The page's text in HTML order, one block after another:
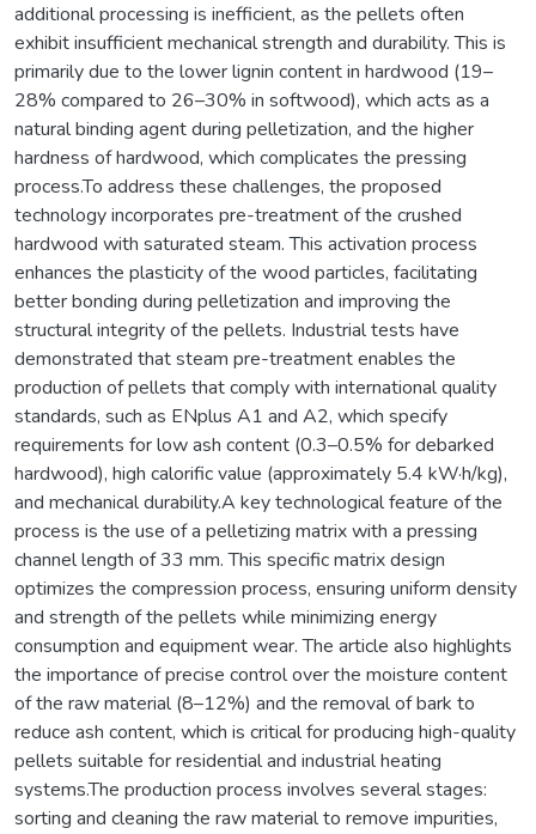
additional processing is inefficient, as the pellets often
exhibit insufficient mechanical strength and durability. This is
primarily due to the lower lignin content in hardwood (19–
28% compared to 26–30% in softwood), which acts as a
natural binding agent during pelletization, and the higher
hardness of hardwood, which complicates the pressing
process.To address these challenges, the proposed
technology incorporates pre-treatment of the crushed
hardwood with saturated steam. This activation process
enhances the plasticity of the wood particles, facilitating
better bonding during pelletization and improving the
structural integrity of the pellets. Industrial tests have
demonstrated that steam pre-treatment enables the
production of pellets that comply with international quality
standards, such as ENplus A1 and A2, which specify
requirements for low ash content (0.3–0.5% for debarked
hardwood), high calorific value (approximately 5.4 kW·h/kg),
and mechanical durability.A key technological feature of the
process is the use of a pelletizing matrix with a pressing
channel length of 33 mm. This specific matrix design
optimizes the compression process, ensuring uniform density
and strength of the pellets while minimizing energy
consumption and equipment wear. The article also highlights
the importance of precise control over the moisture content
of the raw material (8–12%) and the removal of bark to
reduce ash content, which is critical for producing high-quality
pellets suitable for residential and industrial heating
systems.The production process involves several stages:
sorting and cleaning the raw material to remove impurities,